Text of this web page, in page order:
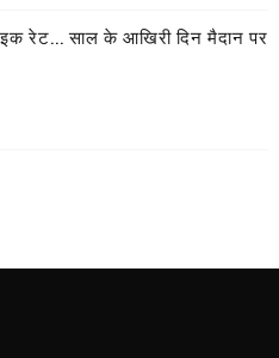
रेट... साल के आखिरी दिन मैदान पर